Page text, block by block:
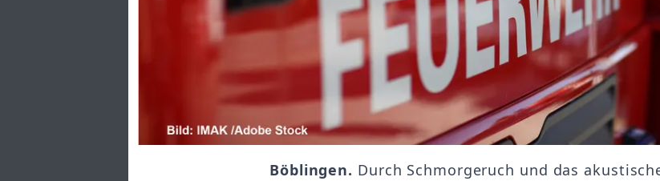
Böblingen. Durch Schmorgeruch und das